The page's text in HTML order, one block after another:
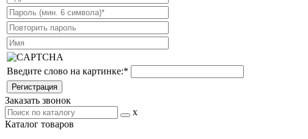
Введите слово на картинке:*
Заказать звонок
x
Каталог товаров